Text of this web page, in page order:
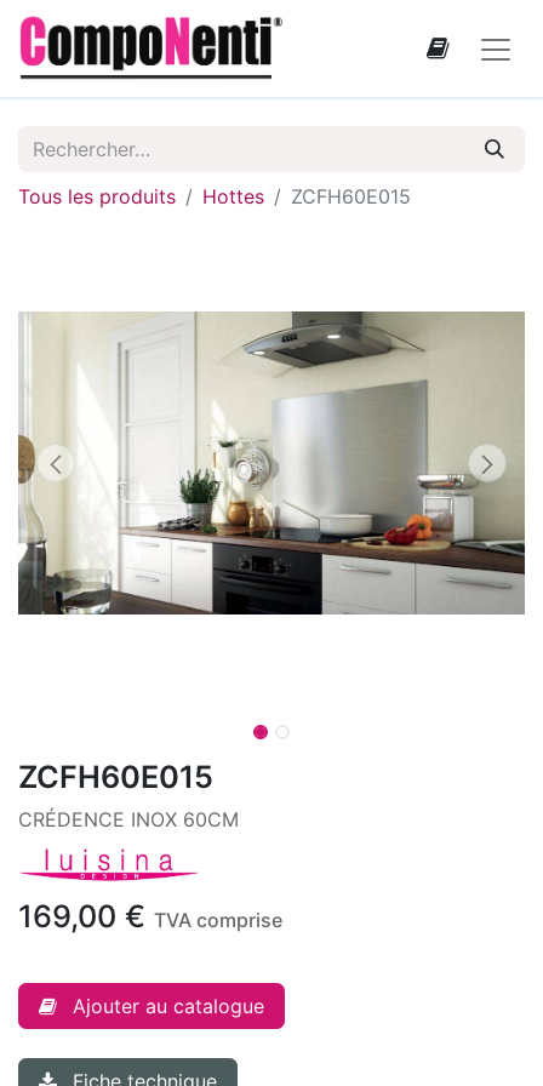
Tous les produits Hottes ZCFH60E015
ZCFH60E015
CRÉDENCE INOX 60CM
169,00 € TVA comprise
Ajouter au catalogue